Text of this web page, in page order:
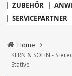
ZUBEHÖR
SERVICEPARTNER
Home
KERN & SOHN -
Stative